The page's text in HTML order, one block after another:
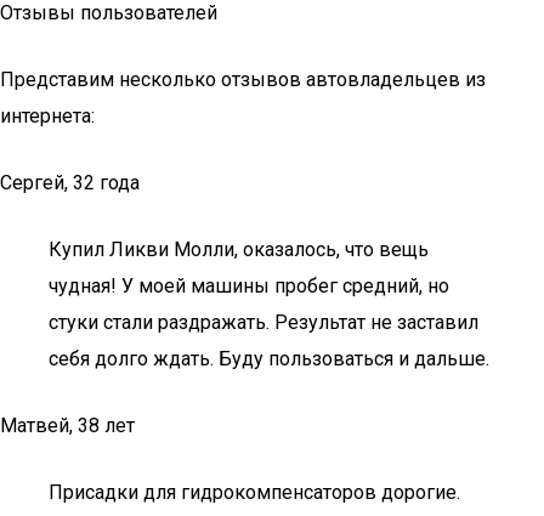
Отзывы пользователей
Представим несколько отзывов автовладельцев из
интернета:
Сергей, 32 года
Купил Ликви Молли, оказалось, что вещь
чудная! У моей машины пробег средний, но
стуки стали раздражать. Результат не заставил
себя долго ждать. Буду пользоваться и дальше.
Матвей, 38 лет
Присадки для гидрокомпенсаторов дорогие.